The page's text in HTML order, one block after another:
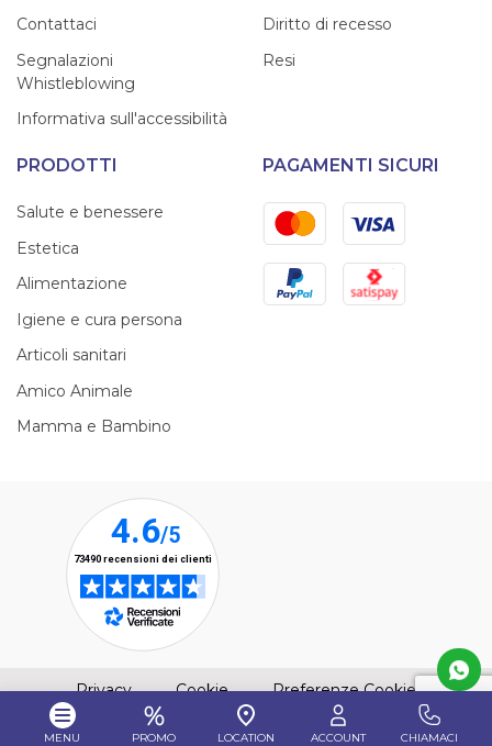
MENU PROMO LOCATION ACCOUNT CHIAMACI
Contattaci
Segnalazioni
Whistleblowing
Informativa sull'accessibilità
Diritto di recesso
Resi
PRODOTTI
Salute e benessere
Estetica
Alimentazione
Igiene e cura persona
Articoli sanitari
Amico Animale
Mamma e Bambino
PAGAMENTI SICURI
MastercardVisa
PayPal Satispay
Privacy(apre una nuova finestra)
Cookie(apre una nuova finestra)
Preferenze Cookie